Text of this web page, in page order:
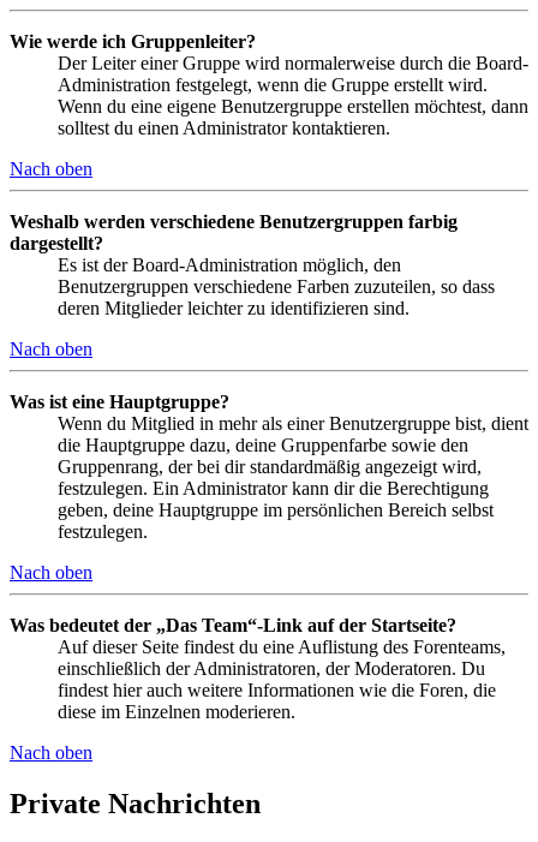
Wie werde ich Gruppenleiter?
Der Leiter einer Gruppe wird normalerweise durch die Board-
Administration festgelegt, wenn die Gruppe erstellt wird.
Wenn du eine eigene Benutzergruppe erstellen möchtest, dann
solltest du einen Administrator kontaktieren.
Nach oben
Weshalb werden verschiedene Benutzergruppen farbig
dargestellt?
Es ist der Board-Administration möglich, den
Benutzergruppen verschiedene Farben zuzuteilen, so dass
deren Mitglieder leichter zu identifizieren sind.
Nach oben
Was ist eine Hauptgruppe?
Wenn du Mitglied in mehr als einer Benutzergruppe bist, dient
die Hauptgruppe dazu, deine Gruppenfarbe sowie den
Gruppenrang, der bei dir standardmäßig angezeigt wird,
festzulegen. Ein Administrator kann dir die Berechtigung
geben, deine Hauptgruppe im persönlichen Bereich selbst
festzulegen.
Nach oben
Was bedeutet der „Das Team“-Link auf der Startseite?
Auf dieser Seite findest du eine Auflistung des Forenteams,
einschließlich der Administratoren, der Moderatoren. Du
findest hier auch weitere Informationen wie die Foren, die
diese im Einzelnen moderieren.
Nach oben
Private Nachrichten